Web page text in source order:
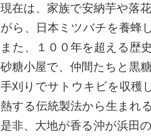
現在は、家族で安納芋や落
がら、日本ミツバチを養蜂
また、１００年を超える歴
砂糖小屋で、仲間たちと黒
手刈りでサトウキビを収穫
熱する伝統製法から生まれ
是非、大地が香る沖が浜田